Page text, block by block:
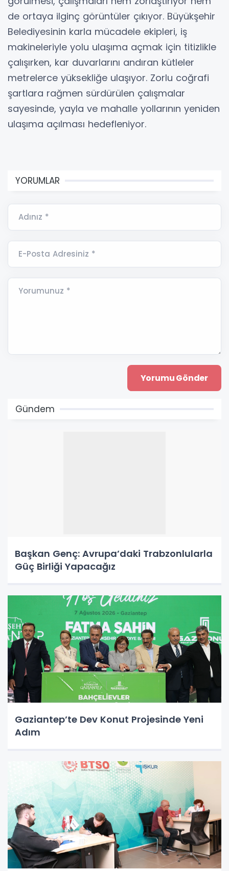
de ortaya ilginç görüntüler çıkıyor. Büyükşehir
Belediyesinin karla mücadele ekipleri, iş
makineleriyle yolu ulaşıma açmak için titizlikle
çalışırken, kar duvarlarını andıran kütleler
metrelerce yüksekliğe ulaşıyor. Zorlu coğrafi
şartlara rağmen sürdürülen çalışmalar
sayesinde, yayla ve mahalle yollarının yeniden
ulaşıma açılması hedefleniyor.
YORUMLAR
Adınız *
E-Posta Adresiniz *
Yorumunuz *
Gündem
Başkan Genç: Avrupa’daki Trabzonlularla
Güç Birliği Yapacağız
Gaziantep’te Dev Konut Projesinde Yeni
Adım